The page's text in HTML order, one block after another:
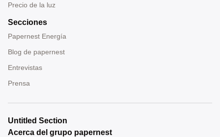
Precio de la luz
Secciones
Papernest Energía
Blog de papernest
Entrevistas
Prensa
Untitled Section
Acerca del grupo papernest